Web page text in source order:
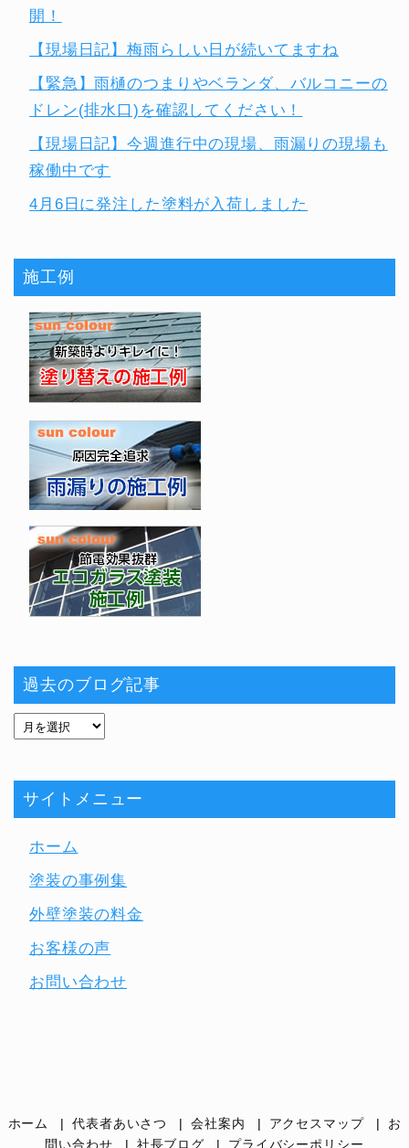
開！
【現場日記】梅雨らしい日が続いてますね
【緊急】雨樋のつまりやベランダ、バルコニーの
ドレン(排水口)を確認してください！
【現場日記】今週進行中の現場、雨漏りの現場も
稼働中です
4月6日に発注した塗料が入荷しました
施工例
過去のブログ記事
サイトメニュー
ホーム
塗装の事例集
外壁塗装の料金
お客様の声
お問い合わせ
ホーム 代表者あいさつ 会社案内 アクセスマップ
お
問い合わせ
社長ブログ プライバシーポリシー